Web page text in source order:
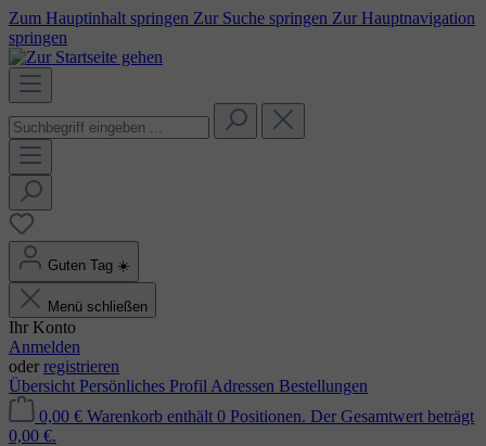
Zum Hauptinhalt springen Zur Suche springen Zur Hauptnavigation
springen
Guten Tag ☀️
Menü schließen
Ihr Konto
Anmelden
oder registrieren
Übersicht Persönliches Profil Adressen Bestellungen
0,00 € Warenkorb enthält 0 Positionen. Der Gesamtwert beträgt
0,00 €.